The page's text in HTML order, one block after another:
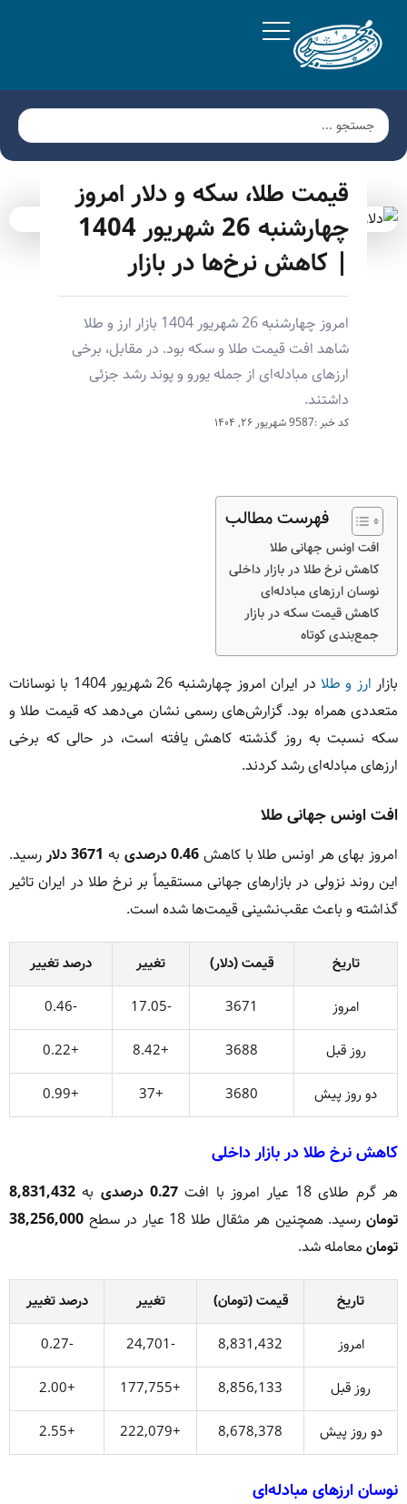
قیمت طلا، سکه و دلار امروز
چهارشنبه 26 شهریور 1404
| کاهش نرخ‌ها در بازار
امروز چهارشنبه 26 شهریور 1404 بازار ارز و طلا
شاهد افت قیمت طلا و سکه بود. در مقابل، برخی
ارزهای مبادله‌ای از جمله یورو و پوند رشد جزئی
داشتند.
کد خبر :9587 شهریور ۲۶, ۱۴۰۴
فهرست مطالب
افت اونس جهانی طلا
کاهش نرخ طلا در بازار داخلی
نوسان ارزهای مبادله‌ای
کاهش قیمت سکه در بازار
جمع‌بندی کوتاه
بازار ارز و طلا
در ایران امروز چهارشنبه 26 شهریور 1404 با نوسانات
متعددی همراه بود. گزارش‌های رسمی نشان می‌دهد که قیمت طلا و
سکه نسبت به روز گذشته کاهش یافته است، در حالی که برخی
ارزهای مبادله‌ای رشد کردند.
افت اونس جهانی طلا
امروز بهای هر اونس طلا با کاهش 0.46 درصدی به 3671 دلار
رسید.
این روند نزولی در بازارهای جهانی مستقیماً بر نرخ طلا در ایران تاثیر
گذاشته و باعث عقب‌نشینی قیمت‌ها شده است.
تاریخ قیمت (دلار) تغییر
درصد تغییر
امروز
3671
-17.05
-0.46
روز قبل
3688
+8.42
+0.22
دو روز پیش
3680
+37
+0.99
کاهش نرخ طلا در بازار داخلی
هر گرم طلای 18 عیار امروز با افت 0.27 درصدی به 8,831,432
تومانرسید. همچنین هر مثقال طلا 18 عیار در سطح
38,256,000
تومان معامله شد.
تاریخ قیمت (تومان) تغییر
درصد تغییر
امروز
8,831,432
-24,701
-0.27
روز قبل
8,856,133
+177,755
+2.00
دو روز پیش
8,678,378
+222,079
+2.55
نوسان ارزهای مبادله‌ای